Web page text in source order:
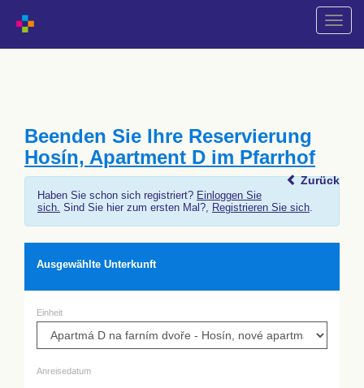
Beenden Sie Ihre Reservierung
Hosín, Apartment D im Pfarrhof
Zurück
Haben Sie schon sich registriert? Einloggen Sie
sich. Sind Sie hier zum ersten Mal?, Registrieren Sie sich.
Ausgewählte Unterkunft
Einheit
Anreisedatum